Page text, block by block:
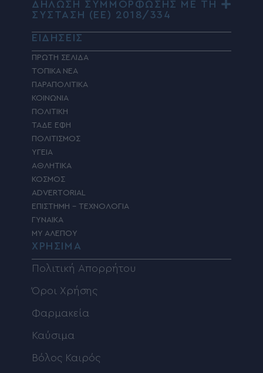
ΔΗΛΩΣΗ ΣΥΜΜΟΡΦΩΣΗΣ ΜΕ ΤΗ
ΣΥΣΤΑΣΗ (ΕΕ) 2018/334
ΕΙΔΗΣΕΙΣ
ΠΡΩΤΗ ΣΕΛΙΔΑ
ΤΟΠΙΚΑ ΝΕΑ
ΠΑΡΑΠΟΛΙΤΙΚΑ
ΚΟΙΝΩΝΙΑ
ΠΟΛΙΤΙΚΗ
ΤΑΔΕ ΕΦΗ
ΠΟΛΙΤΙΣΜΟΣ
ΥΓΕΙΑ
ΑΘΛΗΤΙΚΑ
ΚΟΣΜΟΣ
ADVERTORIAL
ΕΠΙΣΤΗΜΗ – ΤΕΧΝΟΛΟΓΙΑ
ΓΥΝΑΙΚΑ
MY ΑΛΕΠΟΥ
ΧΡΗΣΙΜΑ
Πολιτική Απορρήτου
Όροι Χρήσης
Φαρμακεία
Καύσιμα
Βόλος Καιρός